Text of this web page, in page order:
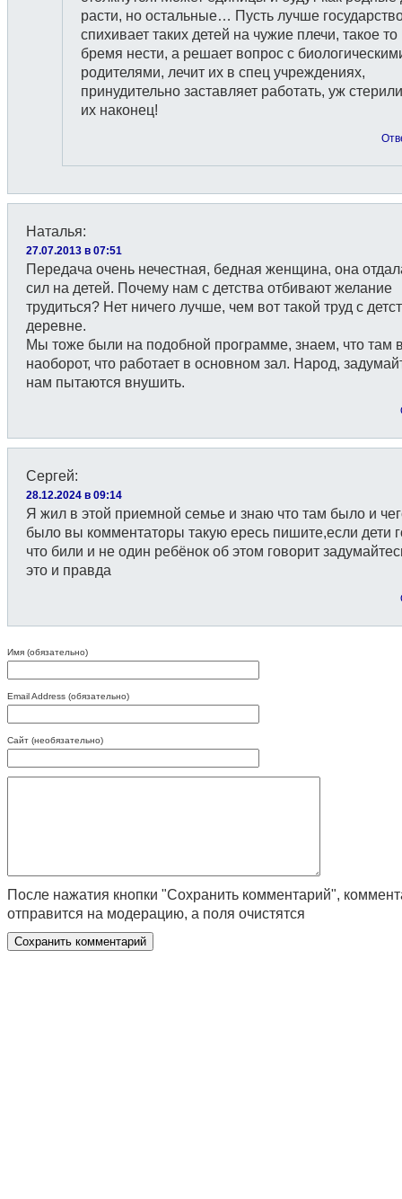
расти, но остальные… Пусть лучше
спихивает таких детей на чужие плечи, такое то
бремя нести, а решает вопрос с
родителями, лечит их в спец учреждениях,
принудительно заставляет работать, уж
их наконец!
Наталья:
27.07.2013 в 07:51
Передача очень нечестная, бедная женщина, она
сил на детей. Почему нам с детства отбивают желание
трудиться? Нет ничего лучше, чем вот такой труд с
деревне.
Мы тоже были на подобной программе, знаем, что там
наоборот, что работает в основном зал. Народ,
нам пытаются внушить.
Сергей:
28.12.2024 в 09:14
Я жил в этой приемной семье и знаю что там было и
было вы комментаторы такую ересь пишите,если дети
что били и не один ребёнок об этом говорит
это и правда
Имя (обязательно)
Email Address (обязательно)
Сайт (необязательно)
После нажатия кнопки "Сохранить комментарий",
отправится на модерацию, а поля очистятся